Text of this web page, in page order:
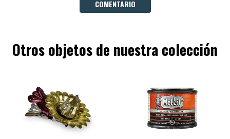
COMENTARIO
Otros objetos de nuestra colección